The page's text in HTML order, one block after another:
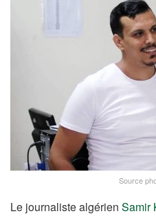
Source
Le journaliste algérien Samir